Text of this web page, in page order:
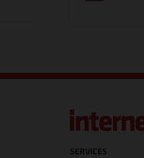
SERVICES